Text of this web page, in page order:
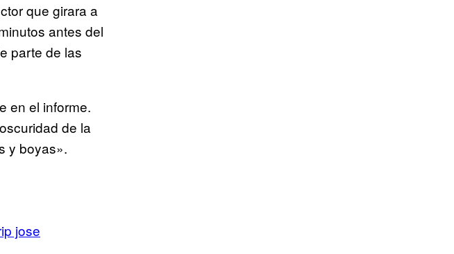
que girara a
antes del
parte de las
en el informe.
de la
y boyas».
jose